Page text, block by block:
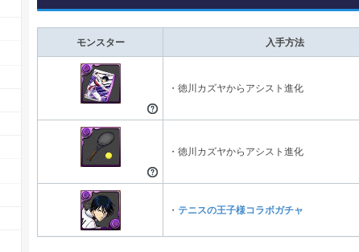
モンスター 入手方法
・徳川カズヤからアシスト進化
・徳川カズヤからアシスト進化
・ テニスの王子様コラボガチャ